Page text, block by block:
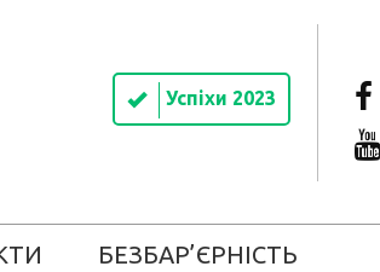
Успіхи 2023
БЕЗБАР’ЄРНІСТЬ